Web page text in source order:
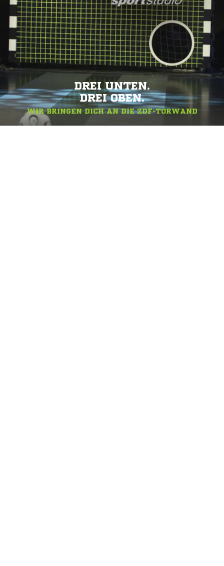
DREI UNTEN.
DREI OBEN.
WIR BRINGEN DICH AN DIE ZDF-TORWAND